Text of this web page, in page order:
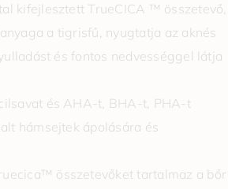
kifejlesztett TrueCICA ™ összetevő,
a tigrisfű, nyugtatja az aknés
és fontos nedvességgel látja
és AHA-t, BHA-t, PHA-t
hámsejtek ápolására és
összetevőket tartalmaz a bőr